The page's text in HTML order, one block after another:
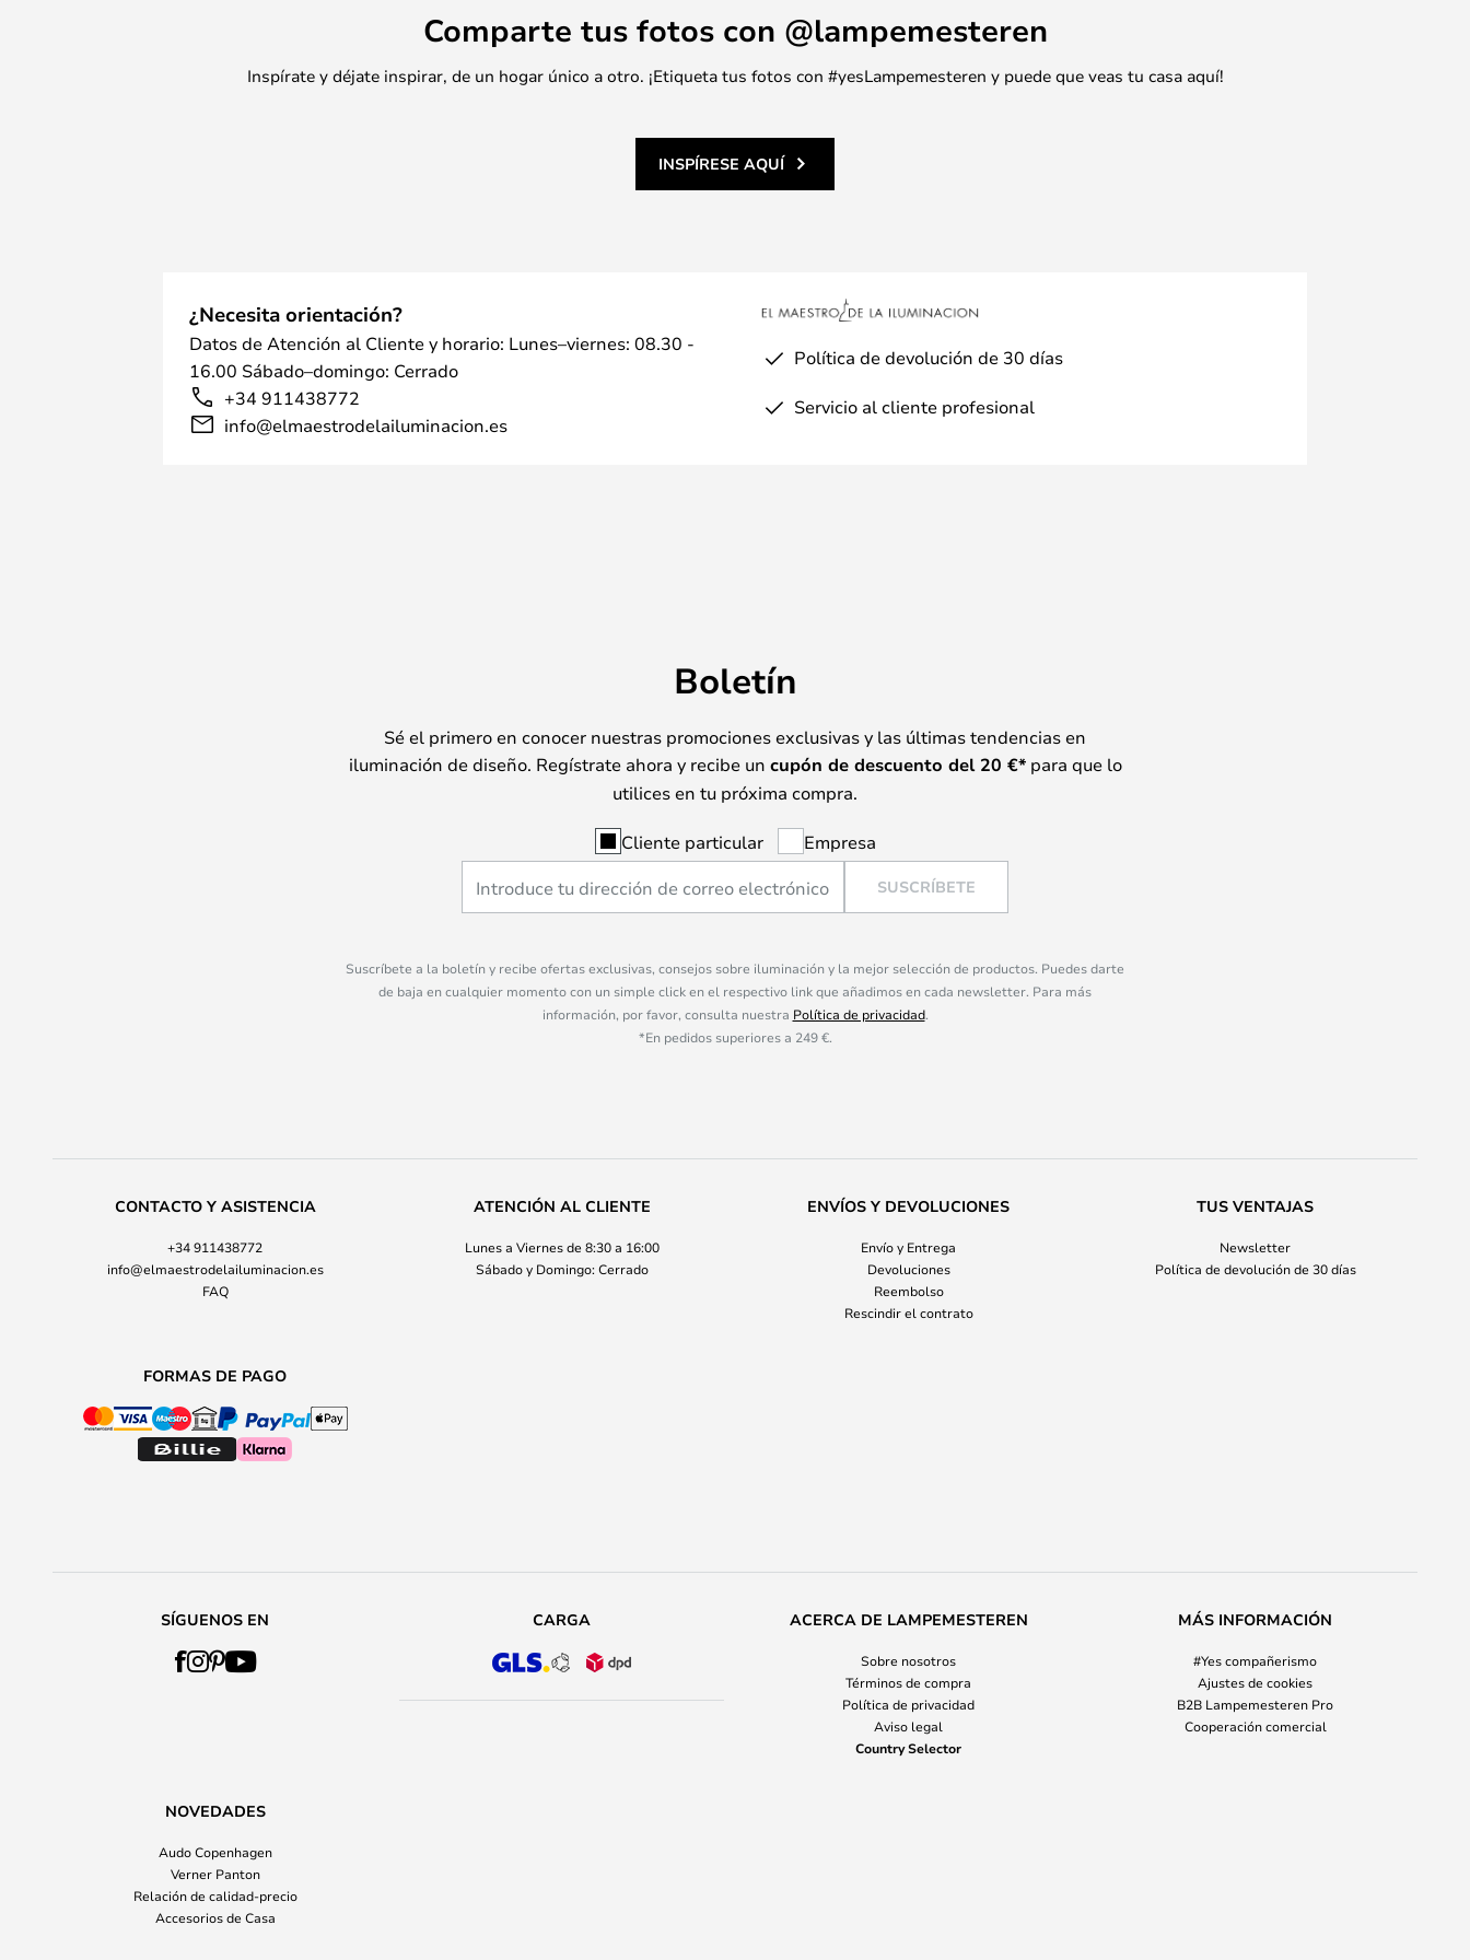
Comparte tus fotos con @lampemesteren
Inspírate y déjate inspirar, de un hogar único a otro. ¡Etiqueta tus fotos con #yesLampemesteren y puede que veas tu casa aquí!
INSPÍRESE AQUÍ
¿Necesita orientación?
Datos de Atención al Cliente y horario: Lunes–viernes: 08.30 -
16.00 Sábado–domingo: Cerrado
+34 911438772
info@elmaestrodelailuminacion.es
Política de devolución de 30 días
Servicio al cliente profesional
Boletín
Sé el primero en conocer nuestras promociones exclusivas y las últimas tendencias en
iluminación de diseño. Regístrate ahora y recibe un cupón de descuento del 20 €*para que lo
utilices en tu próxima compra.
Cliente particular Empresa
SUSCRÍBETE
Suscríbete a la boletín y recibe ofertas exclusivas, consejos sobre iluminación y la mejor selección de productos. Puedes darte
de baja en cualquier momento con un simple click en el respectivo link que añadimos en cada newsletter. Para más
información, por favor, consulta nuestra Política de privacidad.
*En pedidos superiores a 249 €.
CONTACTO Y ASISTENCIA
+34 911438772
info@elmaestrodelailuminacion.es
FAQ
ATENCIÓN AL CLIENTE
Lunes a Viernes de 8:30 a 16:00
Sábado y Domingo: Cerrado
ENVÍOS Y DEVOLUCIONES
Envío y Entrega
Devoluciones
Reembolso
Rescindir el contrato
TUS VENTAJAS
Newsletter
Política de devolución de 30 días
FORMAS DE PAGO
SÍGUENOS EN CARGA ACERCA DE LAMPEMESTEREN
Sobre nosotros
Términos de compra
Política de privacidad
Aviso legal
Country Selector
MÁS INFORMACIÓN
#Yes compañerismo
Ajustes de cookies
B2B Lampemesteren Pro
Cooperación comercial
NOVEDADES
Audo Copenhagen
Verner Panton
Relación de calidad-precio
Accesorios de Casa